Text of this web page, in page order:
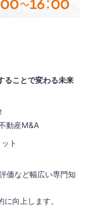
ることで変わる未来
動産M&A
ト
価など幅広い専門知
向上します。